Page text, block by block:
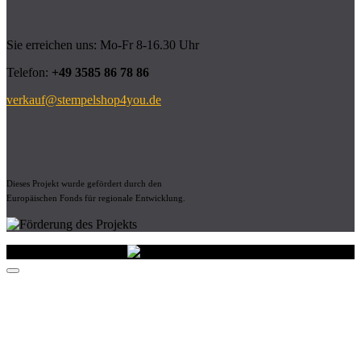
Sie erreichen uns: Mo-Fr 8-16.30 Uhr
Telefon: +49 3585 86 78 86
verkauf@stempelshop4you.de
Dieses Projekt wurde gefördert durch den
Europäischen Fonds für regionale Entwicklung.